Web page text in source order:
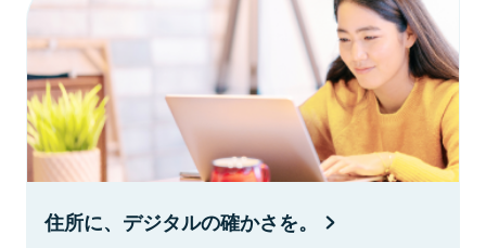
住所に、デジタルの確かさを。